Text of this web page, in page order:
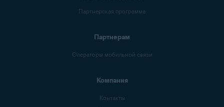
Партнерская программа
Партнерам
Операторы мобильной связи
Компания
Контакты